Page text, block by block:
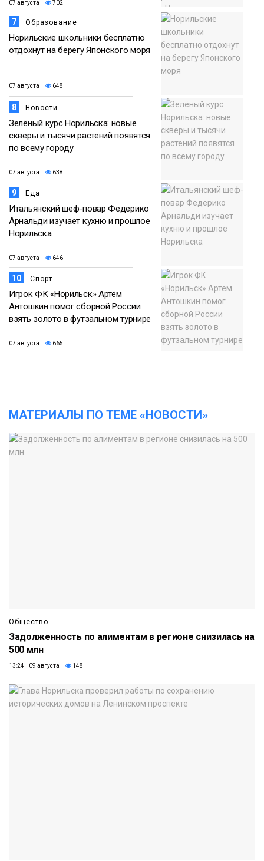
07 августа 702
7 Образование
Норильские школьники бесплатно
отдохнут на берегу Японского моря
07 августа 648
8 Новости
Зелёный курс Норильска: новые
скверы и тысячи растений появятся
по всему городу
07 августа 638
9 Еда
Итальянский шеф-повар Федерико
Арнальди изучает кухню и прошлое
Норильска
07 августа 646
10 Спорт
Игрок ФК «Норильск» Артём
Антошкин помог сборной России
взять золото в футзальном турнире
07 августа 665
МАТЕРИАЛЫ ПО ТЕМЕ «НОВОСТИ»
Общество
Задолженность по алиментам в регионе снизилась на
500 млн
13:24 09 августа 148